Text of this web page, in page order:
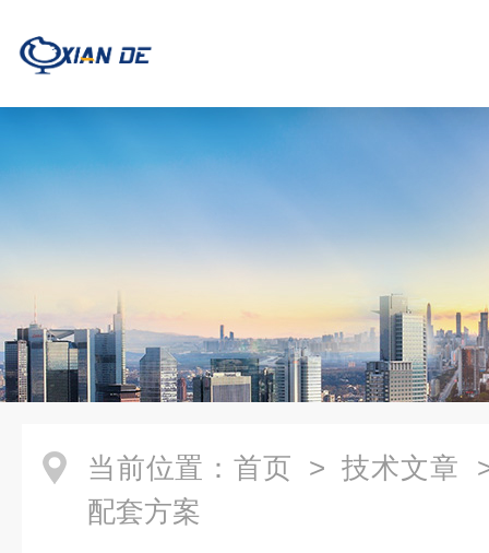
当前位置： 首页 > 技术文章
配套方案